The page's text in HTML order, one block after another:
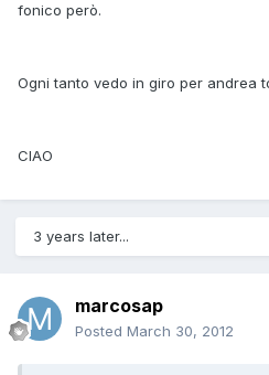
fonico però.
Ogni tanto vedo in giro per andrea
CIAO
3 years later...
marcosap
Posted March 30, 2012